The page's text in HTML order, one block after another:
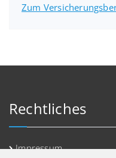
Zum
Rechtliches
Impressum